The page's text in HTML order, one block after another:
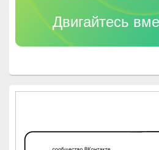
Двигайтесь